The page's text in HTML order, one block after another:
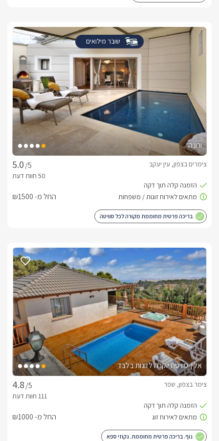
שובר מילואים
ורונה
/5
צימרים בצפון, עין יעקב
החל מ- ₪1500
בריכה פרטית מחוממת מקורה לכל סוויטה
אלין-סוויטת יוקרה לזוגות בלבד
/5
צימר בצפון, שפר
החל מ- ₪1000
נוף. בריכה פרטית מחוממת. גקוזי ספא